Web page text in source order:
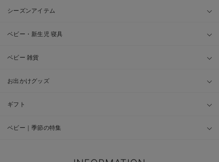
シーズンアイテム
ベビー・新生児 寝具
ベビー 雑貨
お出かけグッズ
ギフト
ベビー｜季節の特集